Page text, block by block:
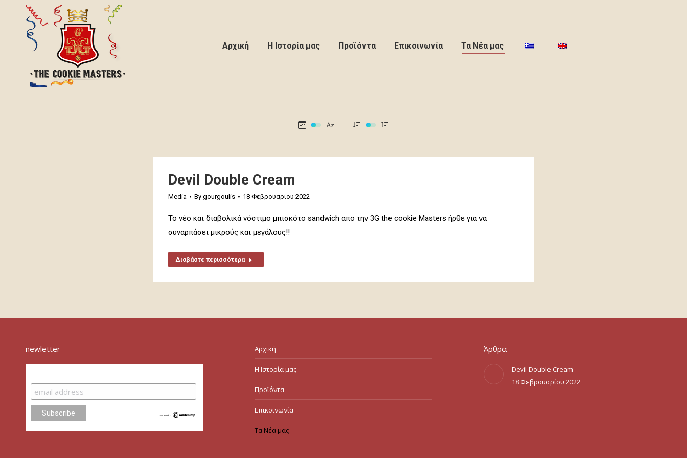
Αρχική Η Ιστορία μας Προϊόντα Επικοινωνία Τα Νέα μας
Devil Double Cream
Media By gourgoulis 18 Φεβρουαρίου 2022
Το νέο και διαβολικά νόστιμο μπισκότο sandwich απο την 3G the cookie Masters ήρθε για να
συναρπάσει μικρούς και μεγάλους!!
Διαβάστε περισσότερα
newletter Αρχική
Η Ιστορία μας
Προϊόντα
Επικοινωνία
Τα Νέα μας
Άρθρα
Devil Double Cream
18 Φεβρουαρίου 2022